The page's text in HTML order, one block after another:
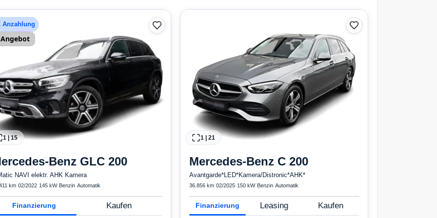
Anzahlung
Angebot
1 15
Benz GLC 200
NAVI elektr. AHK Kamera
km·02/2022· 145 kW· Benzin·Automatik
Finanzierung Kaufen
1| 21
Mercedes-Benz C 200
Avantgarde*LED*Kamera/Distronic*AHK*
36.856 km·02/2025· 150 kW· Benzin·Automatik
Finanzierung Leasing Kaufen